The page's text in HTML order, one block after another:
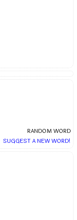
RANDOM WORD
SUGGEST A NEW WORD!